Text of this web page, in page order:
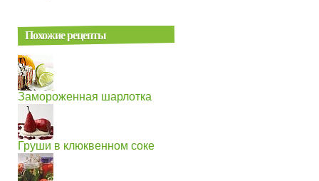
Похожие рецепты
Замороженная шарлотка
Груши в клюквенном соке